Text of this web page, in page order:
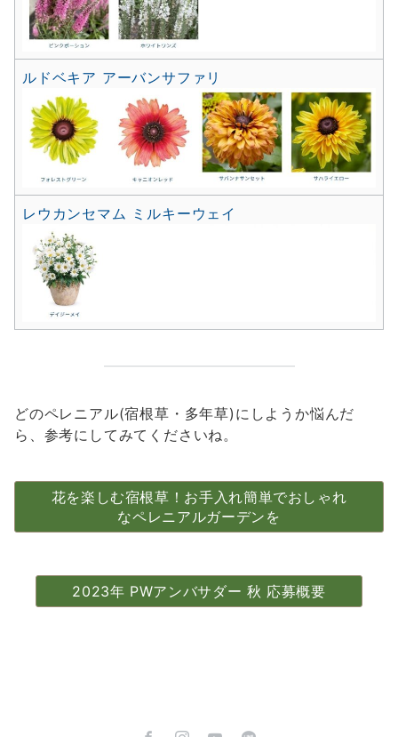
ルドベキア アーバンサファリ
レウカンセマム ミルキーウェイ
どのペレニアル(宿根草・多年草)にしようか悩んだ
ら、参考にしてみてくださいね。
花を楽しむ宿根草！お手入れ簡単でおしゃれ
なペレニアルガーデンを
2023年 PWアンバサダー 秋 応募概要